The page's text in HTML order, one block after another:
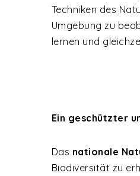
Techniken des
Umgebung zu
lernen und
Ein geschützter
Das nationale
Biodiversität zu